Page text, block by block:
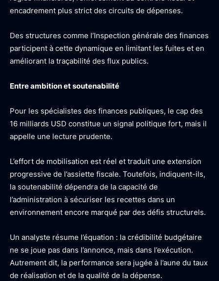
encadrement plus strict des circuits de dépenses.
Des structures comme l’Inspection générale des finances
participent à cette dynamique en limitant les fuites et en
améliorant la traçabilité des flux publics.
Entre ambition et soutenabilité
Pour les spécialistes des finances publiques, le cap des
16 milliards USD constitue un signal politique fort, mais il
appelle une lecture prudente.
L’effort de mobilisation est réel et traduit une extension
progressive de l’assiette fiscale. Toutefois, indiquent-ils,
la soutenabilité dépendra de la capacité de
l’administration à sécuriser les recettes dans un
environnement encore marqué par des défis structurels.
Un analyste résume l’équation : la crédibilité budgétaire
ne se joue pas dans l’annonce, mais dans l’exécution.
Autrement dit, la performance sera jugée à l’aune du taux
de réalisation et de la qualité de la dépense.